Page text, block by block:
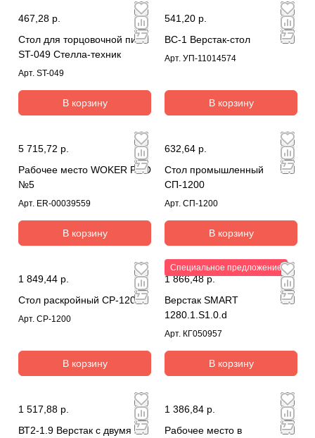
467,28 р.
Стол для торцовочной пилы
ST-049 Стелла-техник
Арт. ST-049
В корзину
541,20 р.
ВС-1 Верстак-стол
Арт. УП-11014574
В корзину
5 715,72 р.
Рабочее место WOKER PRO
№5
Арт. ER-00039559
В корзину
632,64 р.
Стол промышленный
СП-1200
Арт. СП-1200
В корзину
1 849,44 р.
Стол раскройный СР-1200
Арт. СР-1200
В корзину
Специальное предложение
1 866,48 р.
Верстак SMART
1280.1.S1.0.d
Арт. КГ050957
В корзину
1 517,88 р.
ВТ2-1.9 Верстак с двумя
1 386,84 р.
Рабочее место в